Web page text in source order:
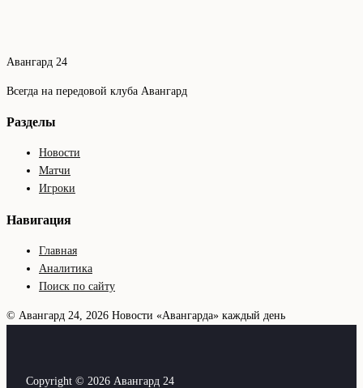
Авангард 24
Всегда на передовой клуба Авангард
Разделы
Новости
Матчи
Игроки
Навигация
Главная
Аналитика
Поиск по сайту
© Авангард 24, 2026 Новости «Авангарда» каждый день
Copyright © 2026 Авангард 24